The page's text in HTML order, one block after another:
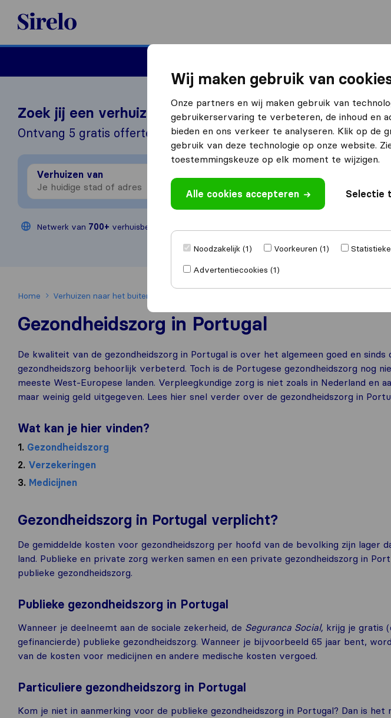
Sirelo.nl
Zoek jij een verhuizer?
Ontvang 5 gratis offertes in 3 stappen
Verhuizen van
Netwerk van 700+ verhuisbedrijven
Home Verhuizen naar het buitenland
Gezondheidszorg in Portugal
De kwaliteit van de gezondheidszorg in Portugal is over het algemeen goed en sinds
gezondheidszorg behoorlijk verbeterd. Toch is de Portugese gezondheidszorg nog
meeste West-Europese landen. Verpleegkundige zorg is niet zoals in Nederland en
maar weinig geld uitgegeven. Lees hier snel verder over de gezondheidszorg in
Wat kan je hier vinden?
1. Gezondheidszorg
2. Verzekeringen
3. Medicijnen
Gezondheidszorg in Portugal verplicht?
De gemiddelde kosten voor gezondheidszorg per hoofd van de bevolking zijn lager
land. Publieke en private zorg werken samen en een private gezondheidszorg in
publieke gezondheidszorg.
Publieke gezondheidszorg in Portugal
Wanneer je deelneemt aan de sociale zekerheid, de Seguranca Social, krijg je gratis
gefinancierde) publieke gezondheidszorg. Wanneer je bijvoorbeeld 65 jaar bent,
van de kosten voor medicijnen en andere medische kosten vergoed.
Particuliere gezondheidszorg in Portugal
Kom je niet in aanmerking voor de publieke gezondheidszorg in Portugal? Dan is
Wij maken gebruik van
Onze partners en wij maken gebruik van
gebruikerservaring te verbeteren, de inhoud en
bieden en ons verkeer te analyseren. Klik op de
gebruik van deze technologie op onze website.
toestemmingskeuze op elk moment te wijzigen.
Alle cookies accepteren Selectie
Noodzakelijk (1) Voorkeuren (1)
Advertentiecookies (1)